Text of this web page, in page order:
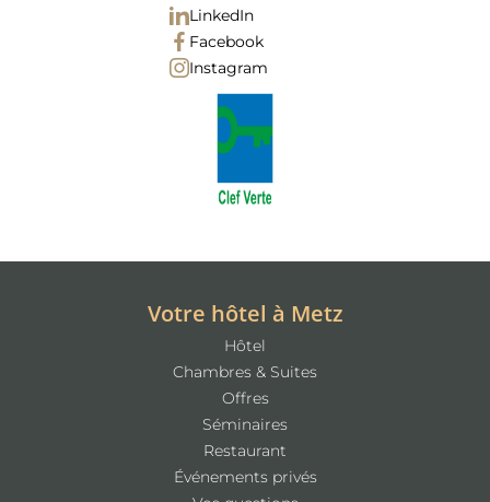
LinkedIn
Facebook
Instagram
Votre hôtel à Metz
Hôtel
Chambres & Suites
Offres
Séminaires
Restaurant
Événements privés